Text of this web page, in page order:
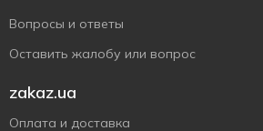
Вопросы и ответы
Оставить жалобу или вопрос
zakaz.ua
Оплата и доставка